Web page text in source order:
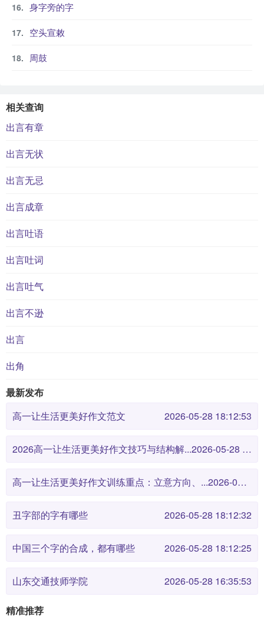
身字旁的字
空头宣敕
周鼓
相关查询
出言有章
出言无状
出言无忌
出言成章
出言吐语
出言吐词
出言吐气
出言不逊
出言
出角
最新发布
高一让生活更美好作文范文
2026-05-28 18:12:53
2026高一让生活更美好作文技巧与结构解... 2026-05-28 18:12:46
高一让生活更美好作文训练重点：立意方向、... 2026-05-28 18:12:38
丑字部的字有哪些 2026-05-28 18:12:32
中国三个字的合成，都有哪些 2026-05-28 18:12:25
山东交通技师学院 2026-05-28 16:35:53
精准推荐